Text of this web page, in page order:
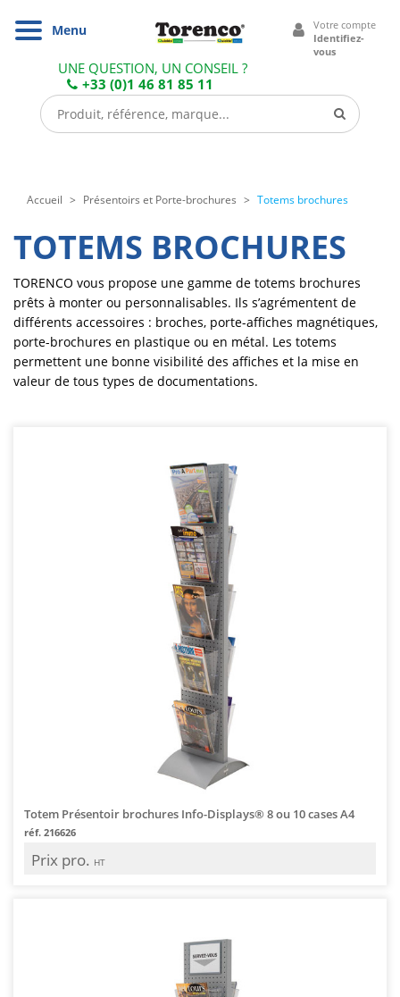
UNE QUESTION, UN CONSEIL ?
+33 (0)1 46 81 85 11
Votre compte
Identifiez-
vous
Navigation
Menu
Accueil Présentoirs et Porte-brochures Totems brochures
TOTEMS BROCHURES
TORENCO vous propose une gamme de totems brochures
prêts à monter ou personnalisables. Ils s’agrémentent de
différents accessoires : broches, porte-affiches magnétiques,
porte-brochures en plastique ou en métal. Les totems
permettent une bonne visibilité des affiches et la mise en
valeur de tous types de documentations.
Totem Présentoir brochures Info-Displays® 8 ou 10 cases A4
réf. 216626
Prix pro. HT